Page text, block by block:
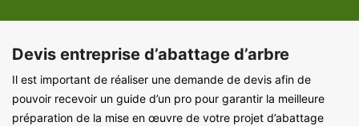
Devis entreprise d’abattage d’arbre
Il est important de réaliser une demande de devis afin de
pouvoir recevoir un guide d’un pro pour garantir la meilleure
préparation de la mise en œuvre de votre projet d’abattage